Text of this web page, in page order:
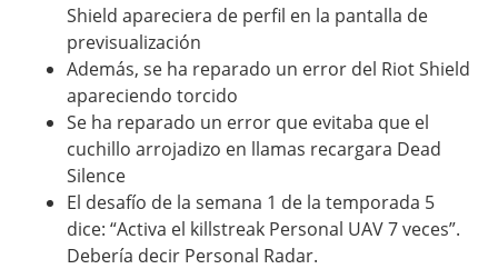
Shield apareciera de perfil en la pantalla de
previsualización
Además, se ha reparado un error del Riot Shield
apareciendo torcido
Se ha reparado un error que evitaba que el
cuchillo arrojadizo en llamas recargara Dead
Silence
El desafío de la semana 1 de la temporada 5
dice: “Activa el killstreak Personal UAV 7 veces”.
Debería decir Personal Radar.